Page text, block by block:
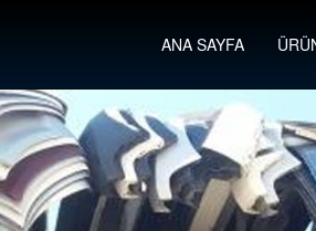
ANA SAYFA